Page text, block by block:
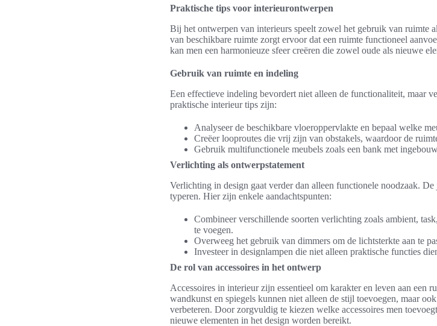
Praktische tips voor interieurontwerpen
Bij het ontwerpen van interieurs speelt zowel het gebruik van ruimte
van beschikbare ruimte zorgt ervoor dat een ruimte functioneel
kan men een harmonieuze sfeer creëren die zowel oude als nieuwe
Gebruik van ruimte en indeling
Een effectieve indeling bevordert niet alleen de functionaliteit, maar
praktische interieur tips zijn:
Analyseer de beschikbare vloeroppervlakte en bepaal welke
Creëer looproutes die vrij zijn van obstakels, waardoor de
Gebruik multifunctionele meubels zoals een bank met
Verlichting als ontwerpstatement
Verlichting in design gaat verder dan alleen functionele noodzaak.
typeren. Hier zijn enkele aandachtspunten:
Combineer verschillende soorten verlichting zoals ambient,
te voegen.
Overweeg het gebruik van dimmers om de lichtsterkte aan te
Investeer in designlampen die niet alleen praktische functies
De rol van accessoires in het ontwerp
Accessoires in interieur zijn essentieel om karakter en leven aan een
wandkunst en spiegels kunnen niet alleen de stijl toevoegen, maar
verbeteren. Door zorgvuldig te kiezen welke accessoires men
nieuwe elementen in het design worden bereikt.